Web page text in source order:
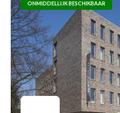
ONMIDDELLIJK BESCHIKBAAR